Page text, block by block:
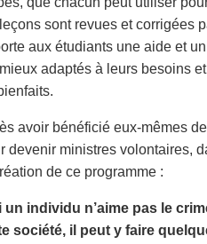
sont revues et corrigées
aux étudiants une aide et
adaptés à leurs besoins
avoir bénéficié eux-mêmes
devenir ministres volontaires,
de ce programme :
un individu n’aime pas le
société, il peut y faire